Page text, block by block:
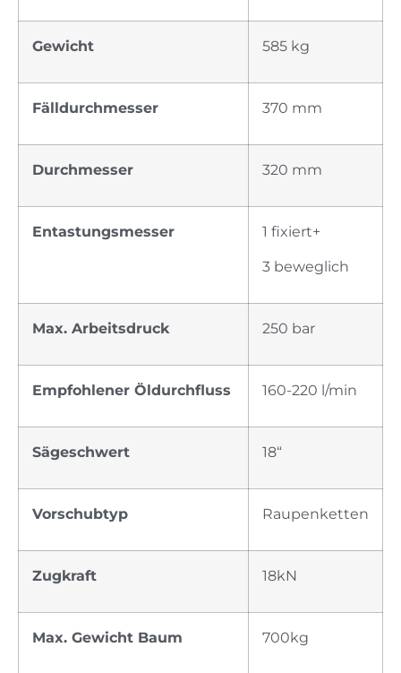
Gewicht 585 kg
Fälldurchmesser 370 mm
Durchmesser 320 mm
Entastungsmesser
1 fixiert+
3 beweglich
Max. Arbeitsdruck 250 bar
Empfohlener Öldurchfluss 160-220 l/min
Sägeschwert 18“
Vorschubtyp Raupenketten
Zugkraft 18kN
Max. Gewicht Baum 700kg